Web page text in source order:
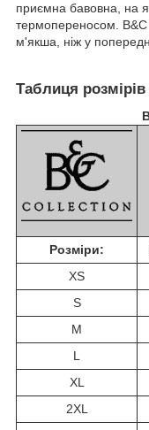
приємна бавовна, на
термопереносом. B&C
м'якша, ніж у
Таблиця
Розміри:
XS
S
M
L
XL
2XL